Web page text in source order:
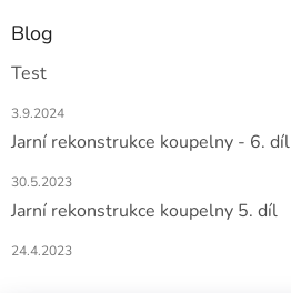
Blog
Test
3.9.2024
Jarní rekonstrukce koupelny - 6. díl
30.5.2023
Jarní rekonstrukce koupelny 5. díl
24.4.2023